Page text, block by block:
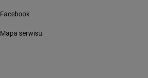
Facebook
Mapa serwisu